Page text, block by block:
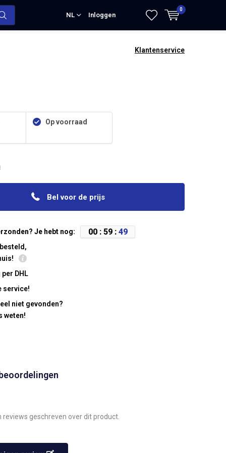
NL Inloggen
0
Klantenservice
Op voorraad
Bel voor de prijs
Je hebt nog: 00: 59: 49
DHL
service!
niet gevonden?
weten!
reviews geschreven over dit product.